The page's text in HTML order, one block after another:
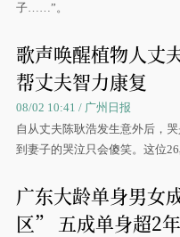
子……”。
歌声唤醒植物人丈
帮丈夫智力康复
08/02 10:41 / 广州日报
自从丈夫陈耿浩发生意外后，
到妻子的哭泣只会傻笑。这位
广东大龄单身男女
区” 五成单身超2年